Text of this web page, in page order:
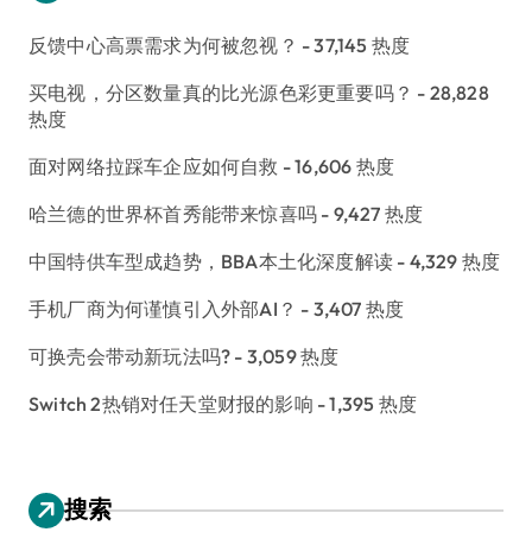
反馈中心高票需求为何被忽视？ - 37,145 热度
买电视，分区数量真的比光源色彩更重要吗？ - 28,828
热度
面对网络拉踩车企应如何自救 - 16,606 热度
哈兰德的世界杯首秀能带来惊喜吗 - 9,427 热度
中国特供车型成趋势，BBA本土化深度解读 - 4,329 热度
手机厂商为何谨慎引入外部AI？ - 3,407 热度
可换壳会带动新玩法吗? - 3,059 热度
Switch 2热销对任天堂财报的影响 - 1,395 热度
搜索